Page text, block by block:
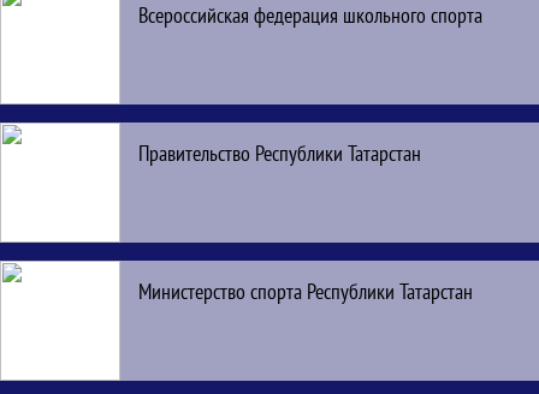
Всероссийская федерация школьного спорта
Правительство Республики Татарстан
Министерство спорта Республики Татарстан